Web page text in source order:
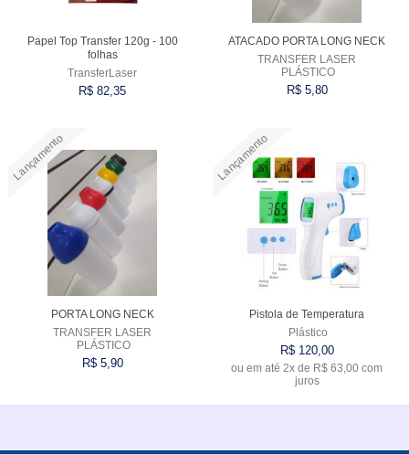
Papel Top Transfer 120g - 100
folhas
TransferLaser
R$ 82,35
ATACADO PORTA LONG NECK
TRANSFER LASER
PLÁSTICO
R$ 5,80
Lançamento
PORTA LONG NECK
TRANSFER LASER
PLÁSTICO
R$ 5,90
Lançamento
Pistola de Temperatura
Plástico
R$ 120,00
ou em até 2x de R$ 63,00 com
juros